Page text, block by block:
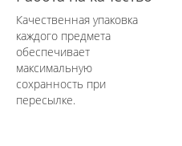
Качественная упаковка
каждого предмета
обеспечивает
максимальную
сохранность при
пересылке.